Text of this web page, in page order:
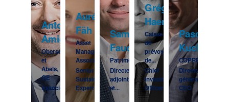
Antoine
Amiguet
Oberson
et
Abels,
GE
Associé
Aurélia
Fäh
Asset
Management
Association...
Senior
Sustainability
Expert
Samuel
Fauche
Patrimonia
Directeur
adjoint
et...
Grégoire
Haenni
Caisse
de
prévoyance
de...
Chief
Investment
Officer
Pascal
Kuchen
COPRÉ
Directeur
général,
CEO